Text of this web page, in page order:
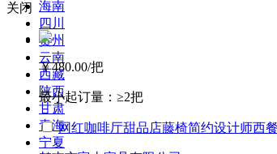
海南
四川
贵州
云南
西藏
陕西
甘肃
青海
宁夏
关闭
￥480.00/把
最小起订量： ≥2把
网红咖啡厅甜品店藤椅简约设计师西